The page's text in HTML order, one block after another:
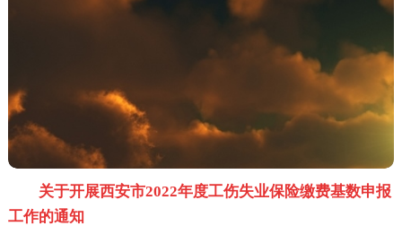
关于开展西安市2022年度工伤失业保险缴费基数申报
工作的通知